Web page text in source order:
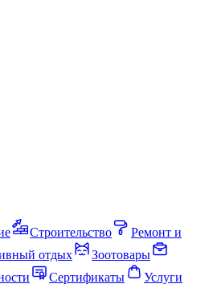
Строительство
Ремонт и
отдых
Зоотовары
Сертификаты
Услуги